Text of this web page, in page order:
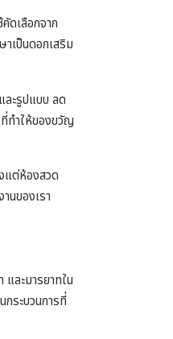
ดเลือกจาก
เป็นดอกเสริม
ละรูปแบบ ลด
ที่ทำให้ของขวัญ
แต่ห้องสวด
นของเรา
ละมารยาทใน
ระบวนการที่